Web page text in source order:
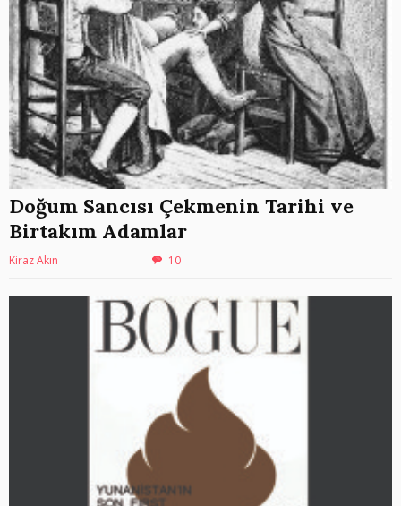
Doğum Sancısı Çekmenin Tarihi ve
Birtakım Adamlar
Kiraz Akın 10